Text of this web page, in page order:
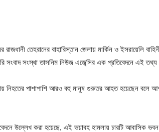
রাজধানী তেহরানের বাহারিস্তান জেলায় মার্কিন ও
সংবাদ সংস্থা তাসনিম নিউজ এজেন্সির এক প্রতিবেদনে এই তথ্য
নিহতের পাশাপাশি আরও বহু মানুষ গুরুতর আহত হয়েছেন বলে
উল্লেখ করা হয়েছে, এই ভয়াবহ হামলায় চারটি আবাসিক